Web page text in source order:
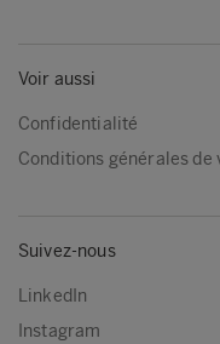
Voir aussi
Confidentialité
Conditions générales de
Suivez-nous
LinkedIn
Instagram